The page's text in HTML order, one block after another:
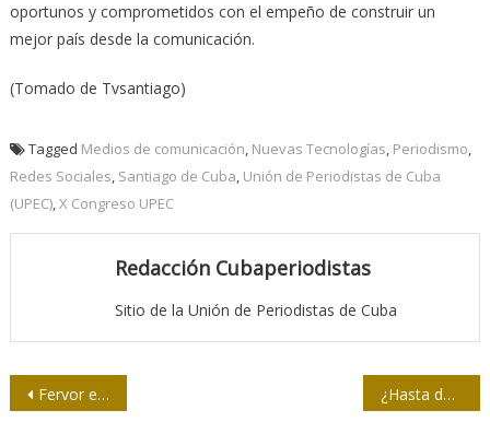
oportunos y comprometidos con el empeño de construir un
mejor país desde la comunicación.
(Tomado de Tvsantiago)
Tagged Medios de comunicación, Nuevas Tecnologías, Periodismo,
Redes Sociales, Santiago de Cuba, Unión de Periodistas de Cuba
(UPEC),X Congreso UPEC
Redacción Cubaperiodistas
Sitio de la Unión de Periodistas de Cuba
Navegación
Fervor en las letras de un autor nonagenario ¿Hasta dónde llega la “amistad” vía Facebook?